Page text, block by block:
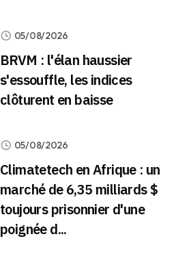
05/08/2026
BRVM : l'élan haussier
s'essouffle, les indices
clôturent en baisse
05/08/2026
Climatetech en Afrique : un
marché de 6,35 milliards $
toujours prisonnier d'une
poignée d...